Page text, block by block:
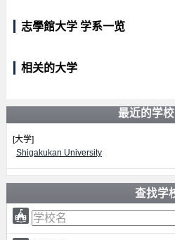
志學館大学 学系一览
相关的大学
最近的学
[大学]
Shigakukan University
查找学